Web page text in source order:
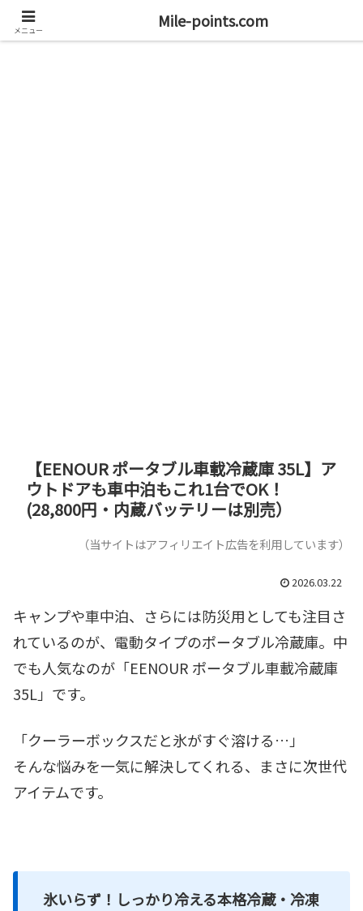
資産1億円を目指すブログと旅
【EENOUR ポータブル車載冷蔵庫 35L】ア
ウトドアも車中泊もこれ1台でOK！
(28,800円・内蔵バッテリーは別売）
（当サイトはアフィリエイト広告を利用しています）
2026.03.22
キャンプや車中泊、さらには防災用としても注目さ
れているのが、電動タイプのポータブル冷蔵庫。中
でも人気なのが「EENOUR ポータブル車載冷蔵庫
35L」です。
「クーラーボックスだと氷がすぐ溶ける…」
そんな悩みを一気に解決してくれる、まさに次世代
アイテムです。
氷いらず！しっかり冷える本格冷蔵・冷凍
メニュー Mile-points.com